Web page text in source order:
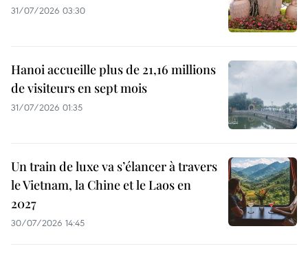
31/07/2026 03:30
Hanoi accueille plus de 21,16 millions
de visiteurs en sept mois ​
31/07/2026 01:35
Un train de luxe va s’élancer à travers
le Vietnam, la Chine et le Laos en
2027
30/07/2026 14:45